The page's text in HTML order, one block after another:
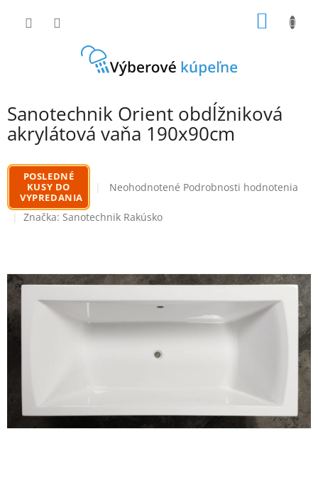
Sanotechnik Orient obdĺžniková
akrylátová vaňa 190x90cm
POSLEDNÉ
KUSY DO
VYPREDANIA
Priemerné
produktu
hviezdičiek.
Neohodnotené Podrobnosti hodnotenia
Značka: Sanotechnik Rakúsko